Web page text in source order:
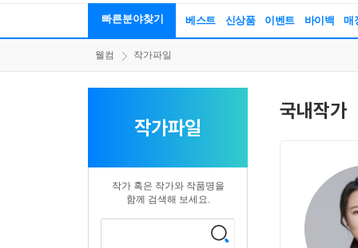
빠른분야찾기 베스트 신상품 이벤트 바이백 매
웰컴 작가파일
작가파일
작가 혹은 작가와 작품명을
함께 검색해 보세요.
국내작가